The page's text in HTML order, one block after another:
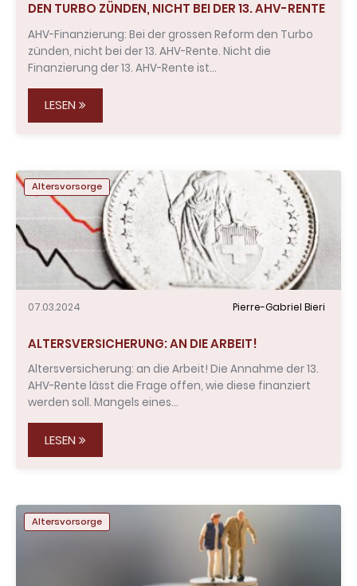
DEN TURBO ZÜNDEN, NICHT BEI DER 13. AHV-RENTE
AHV-Finanzierung: Bei der grossen Reform den Turbo
zünden, nicht bei der 13. AHV-Rente. Nicht die
Finanzierung der 13. AHV-Rente ist…
LESEN
Altersvorsorge
07.03.2024 Pierre-Gabriel Bieri
ALTERSVERSICHERUNG: AN DIE ARBEIT!
Altersversicherung: an die Arbeit! Die Annahme der 13.
AHV-Rente lässt die Frage offen, wie diese finanziert
werden soll. Mangels eines…
LESEN
Altersvorsorge